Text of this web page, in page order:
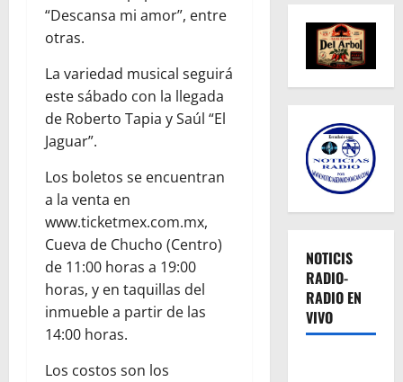
“Descansa mi amor”, entre
otras.
La variedad musical seguirá
este sábado con la llegada
de Roberto Tapia y Saúl “El
Jaguar”.
Los boletos se encuentran
a la venta en
www.ticketmex.com.mx,
Cueva de Chucho (Centro)
de 11:00 horas a 19:00
horas, y en taquillas del
inmueble a partir de las
14:00 horas.
Los costos son los
NOTICIS
RADIO-
RADIO EN
VIVO